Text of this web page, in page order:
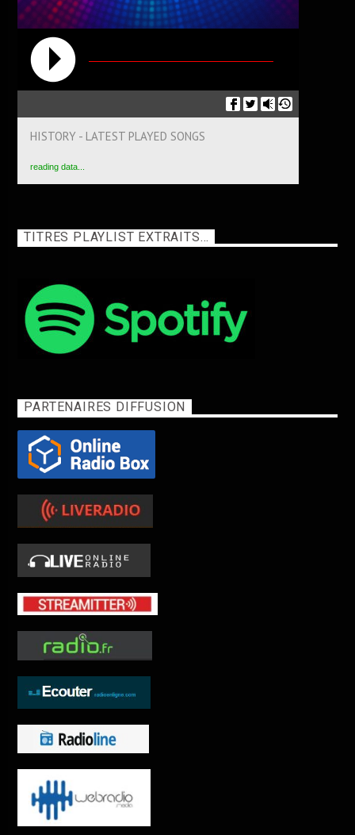
HISTORY - LATEST PLAYED SONGS
reading data...
TITRES PLAYLIST EXTRAITS…
PARTENAIRES DIFFUSION